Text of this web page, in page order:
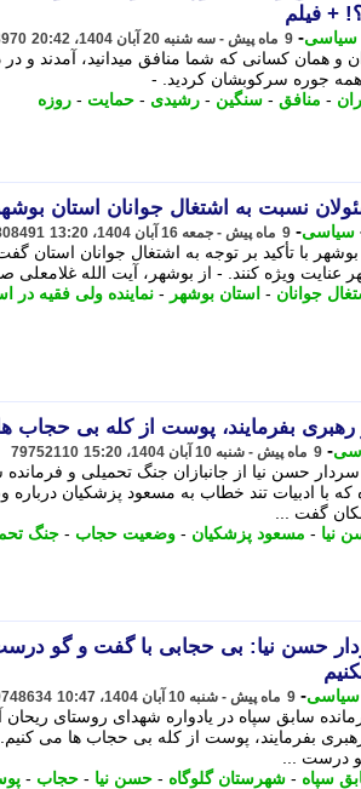
+ فیلم
سیاسی- 9 ماه پیش - سه شنبه 20 آبان 1404، 20:42
و همان کسانی که شما منافق میدانید، آمدند
همه جوره سرکوبشان کردید. -
- منافق - سنگین - رشیدی - حمایت - روزه
نسبت به اشتغال جوانان استان
سیاسی- 9 ماه پیش - جمعه 16 آبان 1404، 13:20
با تأکید بر توجه به اشتغال جوانان استان
عنایت ویژه کنند. - از بوشهر، آیت الله غلامعلی
جوانان - استان بوشهر - نماینده ولی فقیه در
رهبری بفرمایند، پوست از کله بی حجاب
- 9 ماه پیش - شنبه 10 آبان 1404، 15:20 79752110
سردار حسن نیا از جانبازان جنگ تحمیلی و
که با ادبیات تند خطاب به مسعود پزشکیان
گفت ...
نیا - مسعود پزشکیان - وضعیت حجاب - جنگ
حسن نیا: بی حجابی با گفت و گو
سیاسی- 9 ماه پیش - شنبه 10 آبان 1404، 10:47
سابق سپاه در یادواره شهدای روستای ریحان
بفرمایند، پوست از کله بی حجاب ها می
درست ...
سپاه - شهرستان گلوگاه - حسن نیا - حجاب -